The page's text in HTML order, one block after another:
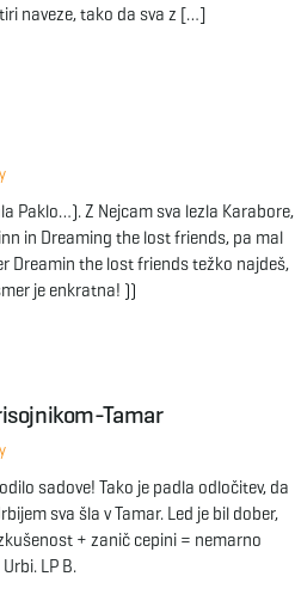
naveze, tako da sva z […]
Paklo…). Z Nejcam sva lezla Karabore,
in Dreaming the lost friends, pa mal
Dreamin the lost friends težko najdeš,
je enkratna! ))
Tamar
sadove! Tako je padla odločitev, da
sva šla v Tamar. Led je bil dober,
+ zanič cepini = nemarno
LP B.